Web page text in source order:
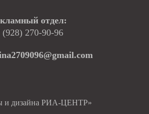
отдел:
(928) 270-90-96
и дизайна РИА-ЦЕНТР»